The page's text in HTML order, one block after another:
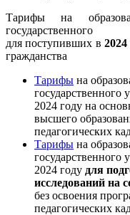
Тарифы на
для поступивших в 2024
гражданства
Тарифы на
государственного
2024 году на
высшего
педагогических
Тарифы на
государственного
2024 году для
исследований на
без освоения
педагогических